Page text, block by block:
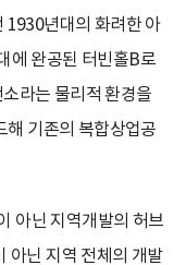
1930년대의 화려한 아
에 완공된 터빈홀B로
라는 물리적 환경을
해 기존의 복합상업공
아닌 지역개발의 허브
아닌 지역 전체의 개발